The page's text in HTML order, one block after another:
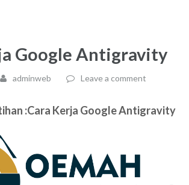
Google Antigravity
adminweb Leave a comment
:Cara Kerja Google Antigravity